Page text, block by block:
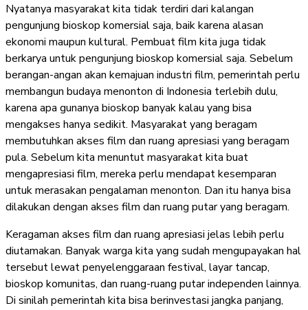
Nyatanya masyarakat kita tidak terdiri dari kalangan
pengunjung bioskop komersial saja, baik karena alasan
ekonomi maupun kultural. Pembuat film kita juga tidak
berkarya untuk pengunjung bioskop komersial saja. Sebelum
berangan-angan akan kemajuan industri film, pemerintah perlu
membangun budaya menonton di Indonesia terlebih dulu,
karena apa gunanya bioskop banyak kalau yang bisa
mengakses hanya sedikit. Masyarakat yang beragam
membutuhkan akses film dan ruang apresiasi yang beragam
pula. Sebelum kita menuntut masyarakat kita buat
mengapresiasi film, mereka perlu mendapat kesemparan
untuk merasakan pengalaman menonton. Dan itu hanya bisa
dilakukan dengan akses film dan ruang putar yang beragam.
Keragaman akses film dan ruang apresiasi jelas lebih perlu
diutamakan. Banyak warga kita yang sudah mengupayakan hal
tersebut lewat penyelenggaraan festival, layar tancap,
bioskop komunitas, dan ruang-ruang putar independen lainnya.
Di sinilah pemerintah kita bisa berinvestasi jangka panjang,